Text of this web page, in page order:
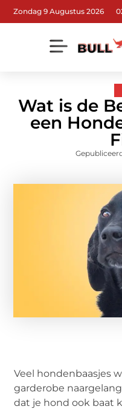
Zondag 9 Augustus 2026
Wat is de
een
Veel hondenbaasjes
garderobe
dat je hond ook baat